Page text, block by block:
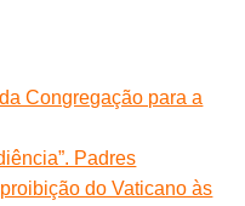
Congregação para a
Padres
do Vaticano às